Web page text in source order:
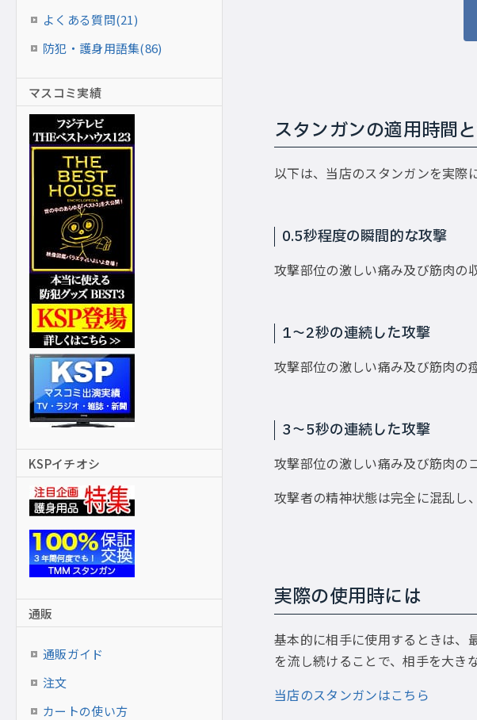
スタンガンの適用時間
以下は、当店のスタンガンを実際
0.5秒程度の瞬間的な攻撃
攻撃部位の激しい痛み及び筋肉の
1〜2秒の連続した攻撃
攻撃部位の激しい痛み及び筋肉の
3〜5秒の連続した攻撃
攻撃部位の激しい痛み及び筋肉の
攻撃者の精神状態は完全に混乱し
実際の使用時には
基本的に相手に使用するときは、
を流し続けることで、相手を大き
当店のスタンガンはこちら
よくある質問(21)
防犯・護身用語集(86)
マスコミ実績
KSPイチオシ
通販
通販ガイド
注文
カートの使い方